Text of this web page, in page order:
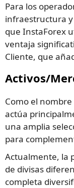
Para los
infraestructura y
que InstaForex
ventaja
Cliente, que
Activos/
Como el
actúa
una amplia
para
Actualmente, la
de divisas
completa